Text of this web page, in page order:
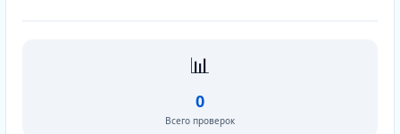
📊
0
Всего проверок